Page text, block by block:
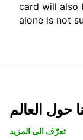
card will also
alone is not
حول العالم
تعرّف الى المزيد